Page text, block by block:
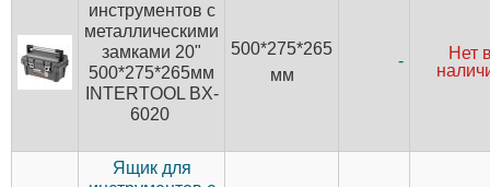
инструментов с
металлическими
замками 20"
500*275*265мм
INTERTOOL BX-
6020
500*275*265
мм
-
Нет
Ящик для